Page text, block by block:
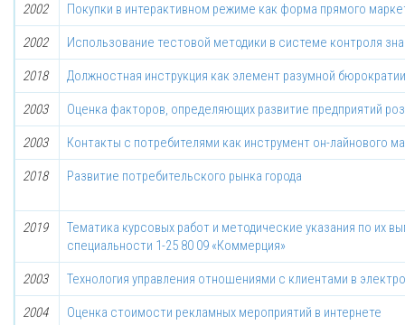
2002 Покупки в интерактивном режиме как форма прямого
2002 Использование тестовой методики в системе контроля
2018 Должностная инструкция как элемент разумной бюрократии
2003 Оценка факторов, определяющих развитие предприятий
2003 Контакты с потребителями как инструмент он-лайнового
2018 Развитие потребительского рынка города
2019
Тематика курсовых работ и методические указания по их
специальности 1-25 80 09 «Коммерция»
2003 Технология управления отношениями с клиентами в
2004 Оценка стоимости рекламных мероприятий в интернете